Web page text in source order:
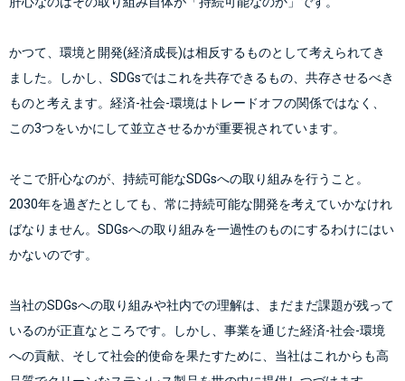
かつて、環境と開発(経済成長)は相反するものとして考えられてき
ました。しかし、SDGsではこれを共存できるもの、共存させるべき
ものと考えます。経済-社会-環境はトレードオフの関係ではなく、
そこで肝心なのが、持続可能なSDGsへの取り組みを行うこと。
2030年を過ぎたとしても、常に持続可能な開発を考えていかなけれ
ばなりません。SDGsへの取り組みを一過性のものにするわけにはい
かないのです。
当社のSDGsへの取り組みや社内での理解は、まだまだ課題が残って
いるのが正直なところです。しかし、事業を通じた経済-社会-環境
への貢献、そして社会的使命を果たすために、当社はこれからも高